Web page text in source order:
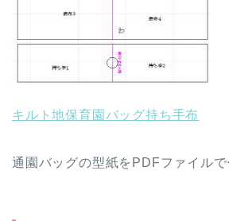
キルト地保育園バッグ持ち手布
通園バッグの型紙をPDFファイルで